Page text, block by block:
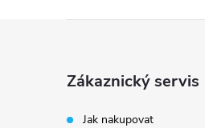
Zákaznický servis
Jak nakupovat